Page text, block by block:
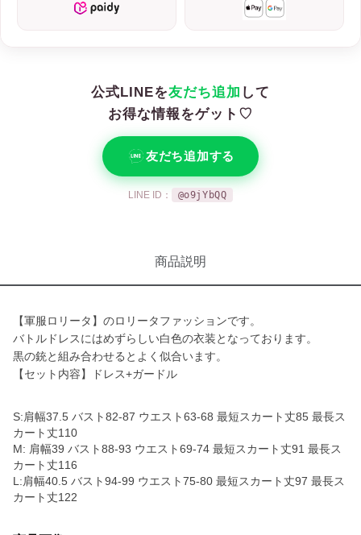
公式LINEを友だち追加 して
お得な情報をゲット♡
友だち追加する
LINE ID： @o9jYbQQ
商品説明
【軍服ロリータ】のロリータファッションです。
バトルドレスにはめずらしい白色の衣装となっております。
黒の銃と組み合わせるとよく似合います。
【セット内容】ドレス+ガードル
S:肩幅37.5 バスト82-87 ウエスト63-68 最短スカート丈85 最長ス
カート丈110
M: 肩幅39 バスト88-93 ウエスト69-74 最短スカート丈91 最長ス
カート丈116
L:肩幅40.5 バスト94-99 ウエスト75-80 最短スカート丈97 最長ス
カート丈122